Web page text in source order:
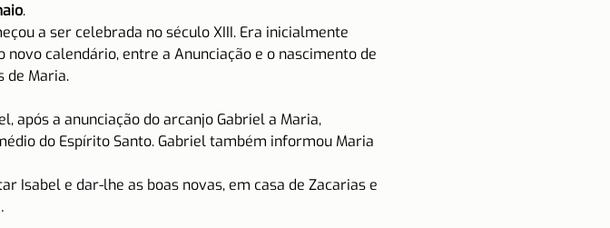
.
a ser celebrada no século XIII. Era inicialmente
calendário, entre a Anunciação e o nascimento de
de Maria.
após a anunciação do arcanjo Gabriel a Maria,
do Espírito Santo. Gabriel também informou Maria
Isabel e dar-lhe as boas novas, em casa de Zacarias e